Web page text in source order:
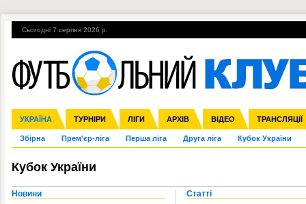
Сьогодні 7 серпня 2026 р.
УКРАЇНА ТУРНІРИ ЛІГИ АРХІВ ВІДЕО ТРАНСЛЯЦІЇ
Збірна Прем'єр-ліга Перша ліга Друга ліга Кубок України
Ліга чемпіонів Ліга Європи Міжнародні Ліга націй Ліга
Англія Іспанія Італія Німеччина Франція Інші
ЧС-2014 ЄВРО-2016 Росія Кубок конфедерацій ЧЄ-2015 (U-
Гарячі теми УПЛ, 1-й тур ВІЙНА УПЛ-ПЕРЕХОДИ
Кубок України
Новини Статті